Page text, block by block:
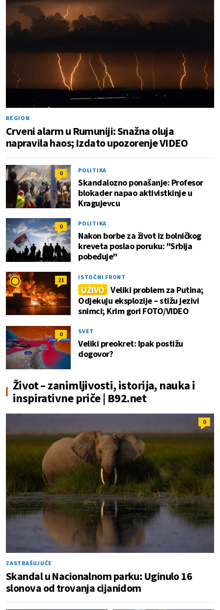
REGION
Crveni alarm u Rumuniji: Snažna oluja
napravila haos; Izdato upozorenje VIDEO
0 POLITIKA
Skandalozno ponašanje: Profesor
blokader napao aktivistkinje u
Kragujevcu
0 POLITIKA
Nakon borbe za život iz bolničkog
kreveta poslao poruku: "Srbija
pobeđuje"
21 ISTOČNI FRONT
UŽIVO Veliki problem za Putina;
Odjekuju eksplozije – stižu jezivi
snimci; Krim gori FOTO/VIDEO
0 SVET
Veliki preokret: Ipak postižu
dogovor?
Život – zanimljivosti, istorija, nauka i
inspirativne priče | B92.net
0
ZASTRAŠUJUĆE
Skandal u Nacionalnom parku: Uginulo 16
slonova od trovanja cijanidom